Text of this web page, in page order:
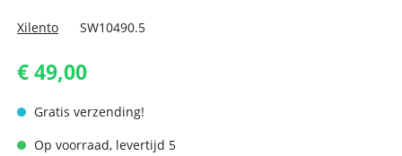
Xilento SW10490.5
€ 49,00
Gratis verzending!
Op voorraad, levertijd 5